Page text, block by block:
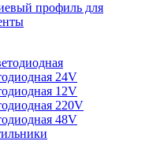
профиль для
24V
12V
220V
48V